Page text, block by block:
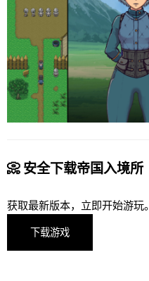
📀 安全下载帝国入境所
获取最新版本，立即开始游玩。
下载游戏